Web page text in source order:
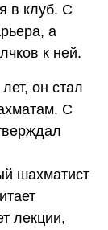
в клуб. С
а
к ней.
он стал
С
шахматист
лекции,